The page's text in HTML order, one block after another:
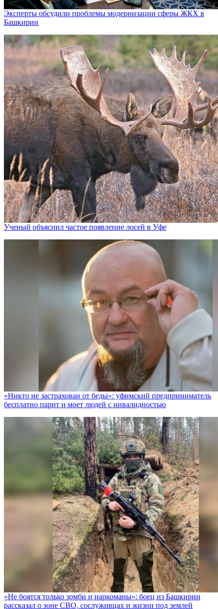
Эксперты обсудили проблемы модернизации сферы ЖКХ в
Башкирии
Ученый объяснил частое появление лосей в Уфе
«Никто не заcтрахован от беды»: уфимский предприниматель
бесплатно парит и моет людей с инвалидностью
«Не боятся только зомби и наркоманы»: боец из Башкирии
рассказал о зоне СВО, сослуживцах и жизни под землей